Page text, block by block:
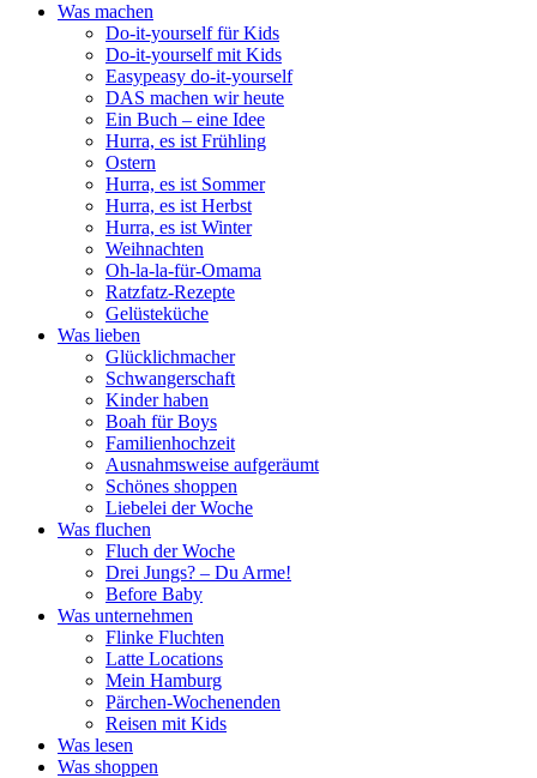
Was machen
Do-it-yourself für Kids
Do-it-yourself mit Kids
Easypeasy do-it-yourself
DAS machen wir heute
Ein Buch – eine Idee
Hurra, es ist Frühling
Ostern
Hurra, es ist Sommer
Hurra, es ist Herbst
Hurra, es ist Winter
Weihnachten
Oh-la-la-für-Omama
Ratzfatz-Rezepte
Gelüsteküche
Was lieben
Glücklichmacher
Schwangerschaft
Kinder haben
Boah für Boys
Familienhochzeit
Ausnahmsweise aufgeräumt
Schönes shoppen
Liebelei der Woche
Was fluchen
Fluch der Woche
Drei Jungs? – Du Arme!
Before Baby
Was unternehmen
Flinke Fluchten
Latte Locations
Mein Hamburg
Pärchen-Wochenenden
Reisen mit Kids
Was lesen
Was shoppen